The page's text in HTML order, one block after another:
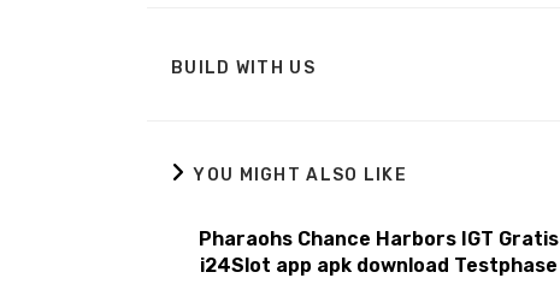
BUILD WITH US
YOU MIGHT ALSO LIKE
Pharaohs Chance Harbors IGT Gratis
i24Slot app apk download Testphase